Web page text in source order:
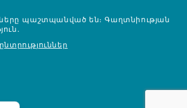
պաշտպանված են։Գաղտնիության